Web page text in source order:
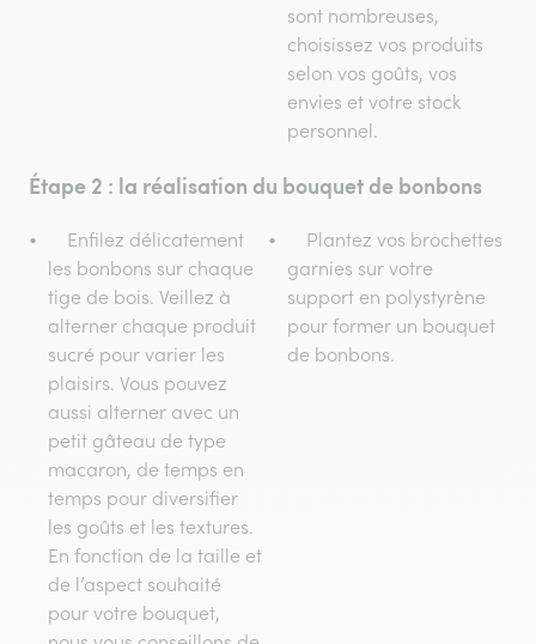
sont nombreuses,
choisissez vos produits
selon vos goûts, vos
envies et votre stock
personnel.
Étape 2 : la réalisation du bouquet de bonbons
Enfilez délicatement
les bonbons sur chaque
tige de bois. Veillez à
alterner chaque produit
sucré pour varier les
plaisirs. Vous pouvez
aussi alterner avec un
petit gâteau de type
macaron, de temps en
temps pour diversifier
les goûts et les textures.
En fonction de la taille et
de l’aspect souhaité
pour votre bouquet,
Plantez vos brochettes
garnies sur votre
support en polystyrène
pour former un bouquet
de bonbons.